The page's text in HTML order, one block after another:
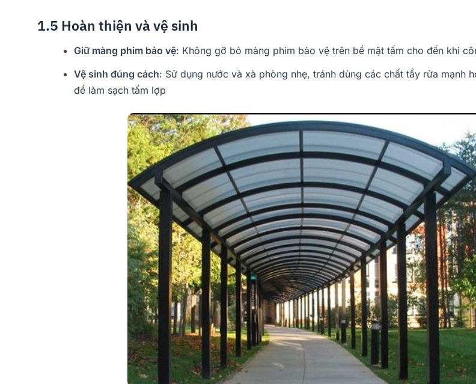
1.5 Hoàn thiện và vệ sinh
Giữ màng phim bảo vệ: Không gỡ bỏ màng phim bảo vệ trên bề mặt tấm cho đến khi
Vệ sinh đúng cách: Sử dụng nước và xà phòng nhẹ, tránh dùng các chất tẩy rửa mạnh
để làm sạch tấm lợp